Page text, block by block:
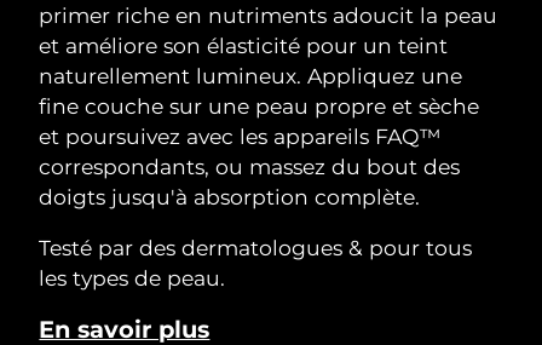
primer riche en nutriments adoucit la peau
et améliore son élasticité pour un teint
naturellement lumineux. Appliquez une
fine couche sur une peau propre et sèche
et poursuivez avec les appareils FAQ™
correspondants, ou massez du bout des
doigts jusqu'à absorption complète.
Testé par des dermatologues & pour tous
les types de peau.
En savoir plus